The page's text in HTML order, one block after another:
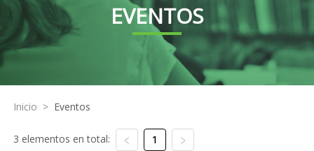
EVENTOS
Inicio > Eventos
3 elementos en total: 1